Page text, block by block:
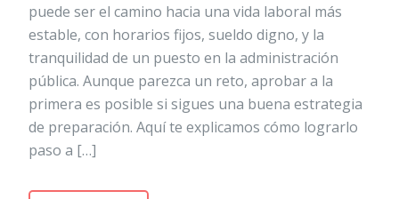
puede ser el camino hacia una vida laboral más
estable, con horarios fijos, sueldo digno, y la
tranquilidad de un puesto en la administración
pública. Aunque parezca un reto, aprobar a la
primera es posible si sigues una buena estrategia
de preparación. Aquí te explicamos cómo lograrlo
paso a […]